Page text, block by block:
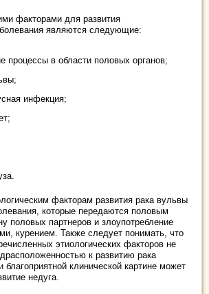
факторами для развития
являются следующие:
процессы в области половых органов;
инфекция;
факторам развития рака вульвы
которые передаются половым
половых партнеров и злоупотребление
курением. Также следует понимать, что
этиологических факторов не
к развитию рака
клинической картине может
недуга.